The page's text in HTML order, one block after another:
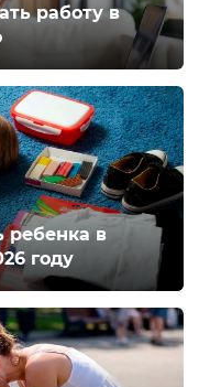
работу в
ребенка в
году